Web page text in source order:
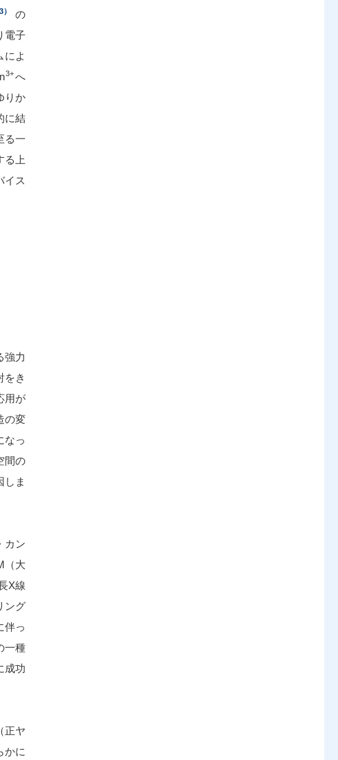
）
の
電子
よ
3+へ
りか
に結
る一
る上
イス
強力
をき
用が
の変
なっ
間の
しま
カン
（大
X線
ング
伴っ
一種
成功
正ヤ
かに